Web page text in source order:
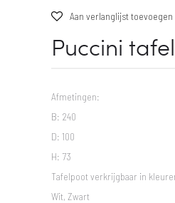
Aan verlanglijst toevoegen
Puccini
Afmetingen:
B: 240
D: 100
H: 73
Tafelpoot verkrijgbaar in
Wit, Zwart